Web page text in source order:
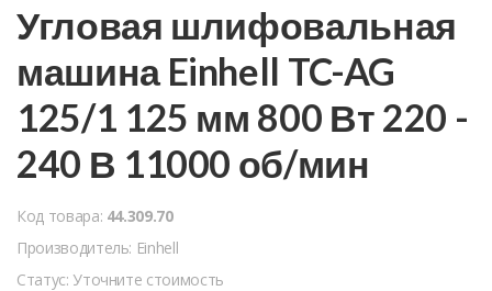
Угловая шлифовальная
машина Einhell TC-AG
125/1 125 мм 800 Вт 220 -
240 В 11000 об/мин
Код товара: 44.309.70
Производитель: Einhell
Статус: Уточните стоимость